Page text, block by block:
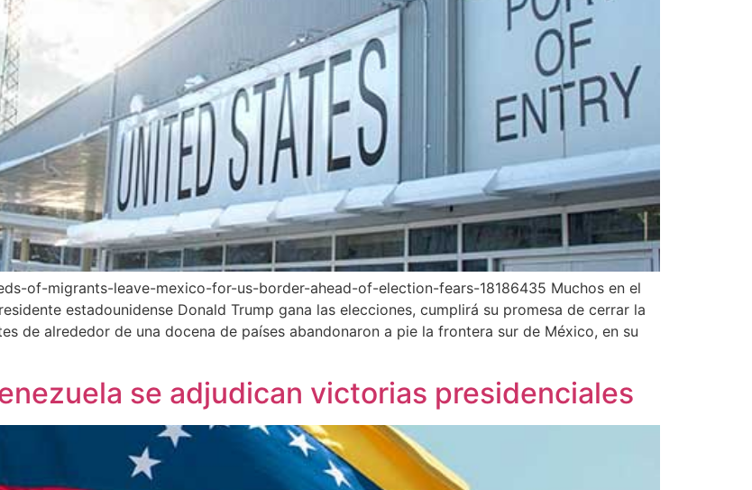
of-migrants-leave-mexico-for-us-border-ahead-of-election-fears-18186435 Muchos en el
estadounidense Donald Trump gana las elecciones, cumplirá su promesa de cerrar la
de alrededor de una docena de países abandonaron a pie la frontera sur de México, en su
se adjudican victorias presidenciales